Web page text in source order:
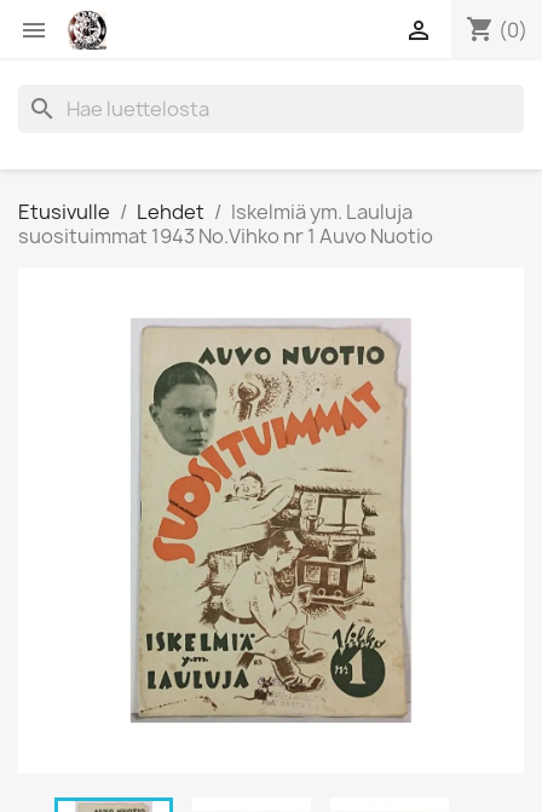
 shopping_cart (0)

search
Etusivulle Lehdet
Iskelmiä ym. Lauluja
suosituimmat 1943 No.Vihko nr 1 Auvo Nuotio